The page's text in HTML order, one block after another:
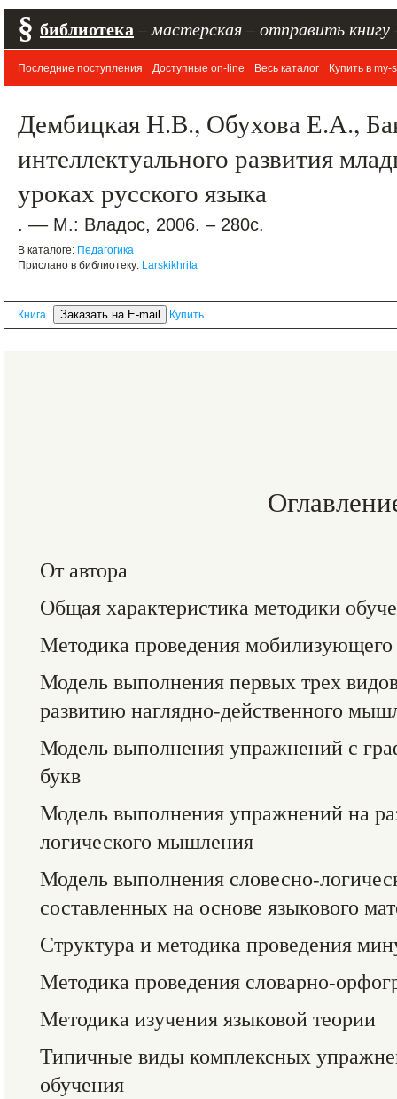
§ библиотека мастерская отправить книгу
Последние поступления Доступные on-line Весь каталог Купить в my-
Дембицкая Н.В., Обухова Е.А.,
интеллектуального развития
уроках русского языка
. –– М.: Владос, 2006. – 280с.
В каталоге: Педагогика
Прислано в библиотеку: Larskikhrita
Книга Купить
От автора
Общая характеристика методики
Методика проведения мобилизующего
Модель выполнения первых трех
развитию наглядно-действенного
Модель выполнения упражнений с
букв
Модель выполнения упражнений на
логического мышления
Модель выполнения словесно-
составленных на основе языкового
Структура и методика проведения
Методика проведения словарно-
Методика изучения языковой теории
Типичные виды комплексных
обучения